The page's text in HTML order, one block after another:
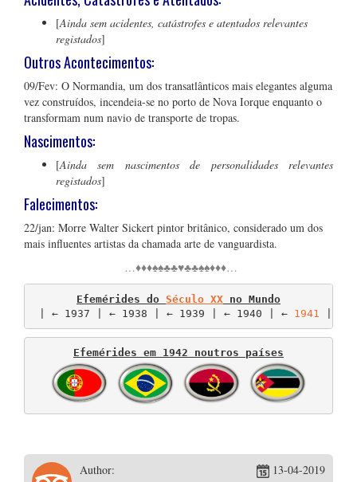
[Ainda sem acidentes, catástrofes e atentados relevantes
registados]
Outros Acontecimentos:
09/Fev: O Normandia, um dos transatlânticos mais elegantes alguma
vez construídos, incendeia-se no porto de Nova Iorque enquanto o
transformam num navio de transporte de tropas.
Nascimentos:
[Ainda sem nascimentos de personalidades relevantes
registados]
Falecimentos:
22/jan: Morre Walter Sickert pintor britânico, considerado um dos
mais influentes artistas da chamada arte de vanguardista.
…♦♦♦♠♠♣♣♥♣♣♠♠♦♦♦…
Efemérides do Século XX no Mundo
| ← 1937 | ← 1938 | ← 1939 | ← 1940 | ← 1941
Efemérides em 1942 noutros países
Author: 13-04-2019